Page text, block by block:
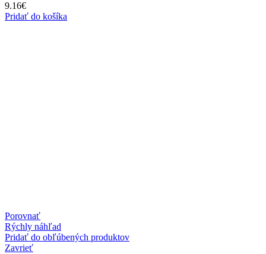
9.16€
Pridať do košíka
Porovnať
Rýchly náhľad
Pridať do obľúbených produktov
Zavrieť